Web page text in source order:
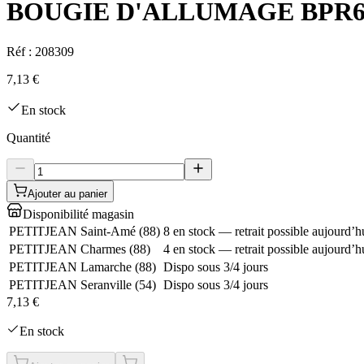
BOUGIE D'ALLUMAGE
Réf : 208309
7,13 €
En stock
Quantité
Ajouter au panier
Disponibilité magasin
PETITJEAN Saint-Amé (88) 8 en stock — retrait possible
PETITJEAN Charmes (88)
4 en stock — retrait possible
PETITJEAN Lamarche (88) Dispo sous 3/4 jours
PETITJEAN Seranville (54) Dispo sous 3/4 jours
7,13 €
En stock